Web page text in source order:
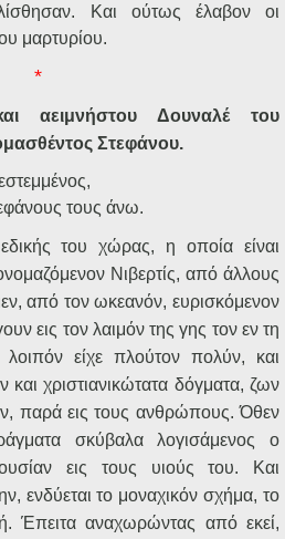
Και ούτως έλαβον οι
μαρτυρίου.
*
αειμνήστου Δουναλέ του
Στεφάνου.
τους άνω.
του χώρας, η οποία είναι
Νιβερτίς, από άλλους
από τον ωκεανόν, ευρισκόμενον
εις τον λαιμόν της γης τον εν τη
λοιπόν είχε πλούτον πολύν, και
και χριστιανικώτατα δόγματα, ζων
παρά εις τους ανθρώπους. Όθεν
σκύβαλα λογισάμενος ο
εις τους υιούς του. Και
ενδύεται το μοναχικόν σχήμα, το
Έπειτα αναχωρώντας από εκεί,